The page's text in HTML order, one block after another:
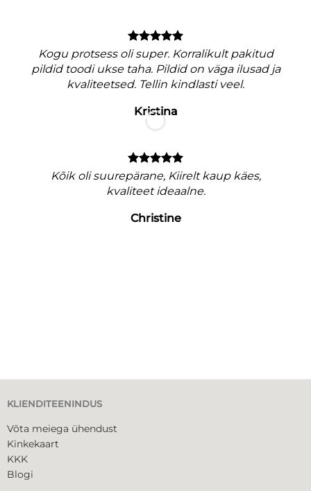
Kogu protsess oli super. Korralikult pakitud
pildid toodi ukse taha. Pildid on väga ilusad ja
kvaliteetsed. Tellin kindlasti veel.
Kristina
Kõik oli suurepärane, Kiirelt kaup käes,
kvaliteet ideaalne.
Christine
KLIENDITEENINDUS
Võta meiega ühendust
Kinkekaart
KKK
Blogi